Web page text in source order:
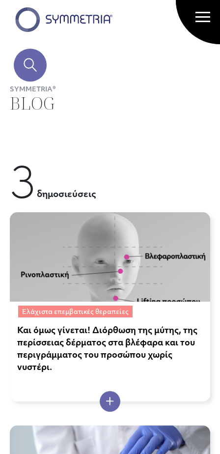
SYMMETRIA®
BLOG
3 δημοσιεύσεις
Ελάχιστα επεμβατικές θεραπείες
Και όμως γίνεται! Διόρθωση της μύτης, της
περίσσειας δέρματος στα βλέφαρα και του
περιγράμματος του προσώπου χωρίς
νυστέρι.